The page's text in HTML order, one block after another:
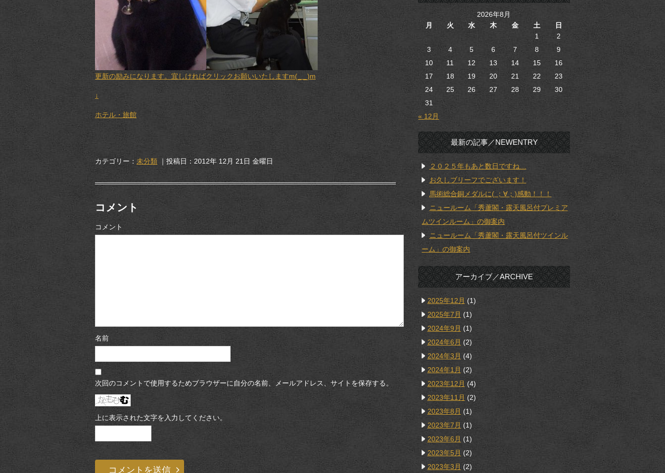
更新の励みになります。宜しければクリックお願いいたしますm(_ _)m
↓
ホテル・旅館
カテゴリー： 未分類 ｜投稿日：2012年 12月 21日 金曜日
コメント
コメント
名前
次回のコメントで使用するためブラウザーに自分の名前、メールアドレス、サイトを保存する。
上に表示された文字を入力してください。
2026年8月
月
火 水 木 金 土
日
1
2
3
4 5 6 7 8
9
10
11 12 13 14 15
16
17
18 19 20 21 22
23
24
25 26 27 28 29
30
31
« 12月
最新の記事／NEWENTRY
２０２５年もあと数日ですね…
お久しブリーフでございます！
馬術総合銅メダルに( ；∀；)感動！！！
ニュールーム「秀蘆閣・露天風呂付プレミア
ムツインルーム」の御案内
ニュールーム「秀蘆閣・露天風呂付ツインル
ーム」の御案内
アーカイブ／ARCHIVE
2025年12月 (1)
2025年7月 (1)
2024年9月 (1)
2024年6月 (2)
2024年3月 (4)
2024年1月 (2)
2023年12月 (4)
2023年11月 (2)
2023年8月 (1)
2023年7月 (1)
2023年6月 (1)
2023年5月 (2)
2023年3月 (2)